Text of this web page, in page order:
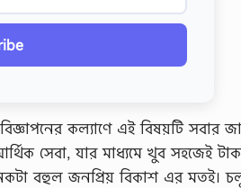
কল্যাণে এই বিষয়টি সবার
সেবা, যার মাধ্যমে খুব সহজেই
বহুল জনপ্রিয় বিকাশ এর মতই।